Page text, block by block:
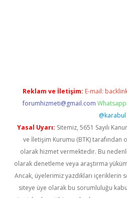
Reklam ve İletişim: E-mail:
forumhizmeti@gmail.com
@karabul
Yasal Uyarı: Sitemiz, 5651 Sayılı
ve İletişim Kurumu (BTK) tarafından
olarak hizmet vermektedir. Bu
olarak denetleme veya araştırma
Ancak, üyelerimiz yazdıkları içeriklerin
siteye üye olarak bu sorumluluğu